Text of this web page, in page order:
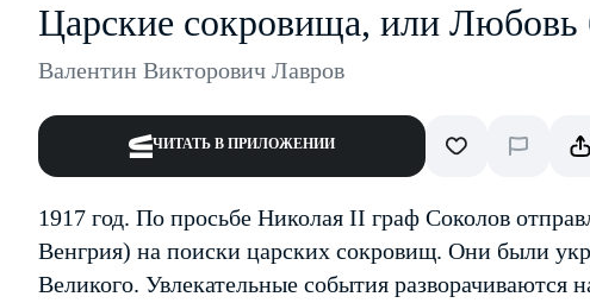
Царские сокровища, или Любовь
Валентин Викторович Лавров
ЧИТАТЬ В ПРИЛОЖЕНИИ
1917 год. По просьбе Николая II граф Соколов
Венгрия) на поиски царских сокровищ. Они были
Великого. Увлекательные события разворачиваются